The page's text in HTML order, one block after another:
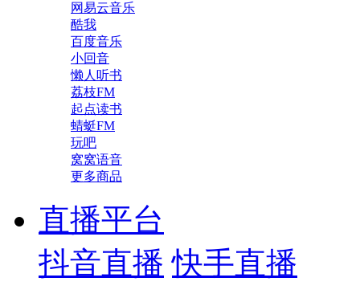
网易云音乐
酷我
百度音乐
小回音
懒人听书
荔枝FM
起点读书
蜻蜓FM
玩吧
窝窝语音
更多商品
直播平台
抖音直播 快手直播